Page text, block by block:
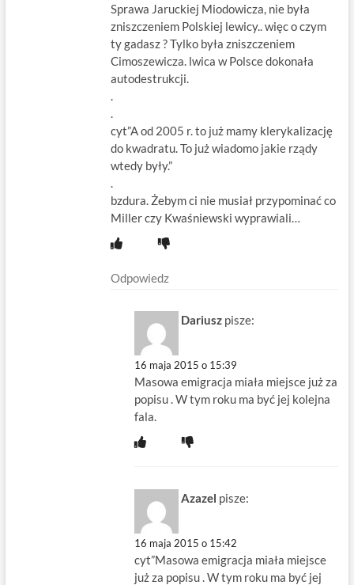
Sprawa Jaruckiej Miodowicza, nie była
zniszczeniem Polskiej lewicy.. więc o czym
ty gadasz ? Tylko była zniszczeniem
Cimoszewicza. lwica w Polsce dokonała
autodestrukcji.
.
.
cyt”A od 2005 r. to już mamy klerykalizację
do kwadratu. To już wiadomo jakie rządy
wtedy były.”
.
bzdura. Żebym ci nie musiał przypominać co
Miller czy Kwaśniewski wyprawiali…
Odpowiedz
Dariusz pisze:
16 maja 2015 o 15:39
Masowa emigracja miała miejsce już za
popisu . W tym roku ma być jej kolejna
fala.
Azazel pisze:
16 maja 2015 o 15:42
cyt”Masowa emigracja miała miejsce
już za popisu . W tym roku ma być jej